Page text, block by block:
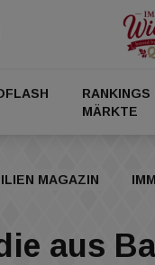
RANKINGS
MÄRKTE
MAGAZIN
aus